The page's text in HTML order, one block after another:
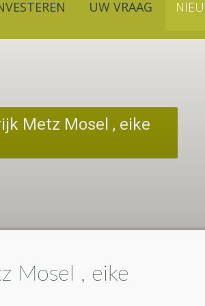
UW VRAAG
Metz Mosel , eike
Mosel , eike